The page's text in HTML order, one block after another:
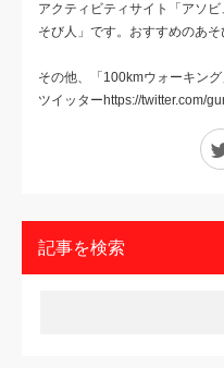
アクティビティサイト「アソ
そび人」です。おすすめのあそ
その他、「100kmウォーキン
ツイッターhttps://twitter.com/
記事を検索